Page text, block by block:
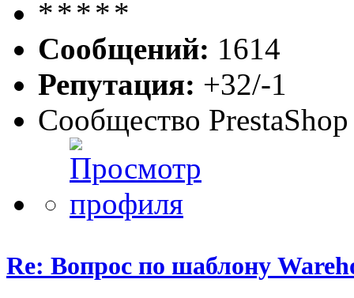
Сообщений: 1614
Репутация: +32/-1
Сообщество PrestaShop
Re: Вопрос по шаблону